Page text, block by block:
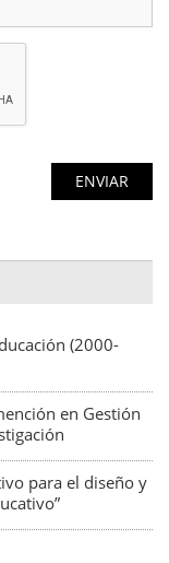
(2000-
en Gestión
para el diseño y